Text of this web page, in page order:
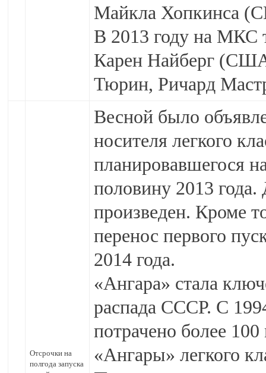
Майкла Хопкинса
В 2013 году на МКС
Карен Найберг
Тюрин, Ричард
Отсрочки на
полгода запуска
Весной было
носителя легкого
планировавшегося
половину 2013
произведен. Кроме
перенос первого
2014 года.
«Ангара» стала
распада СССР. С
потрачено более
«Ангары» легкого